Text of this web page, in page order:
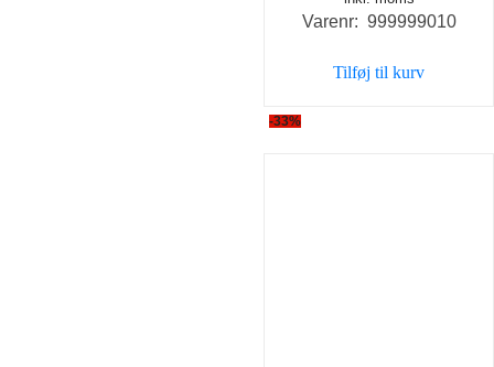
Varenr: 999999010
Tilføj til kurv
-33%